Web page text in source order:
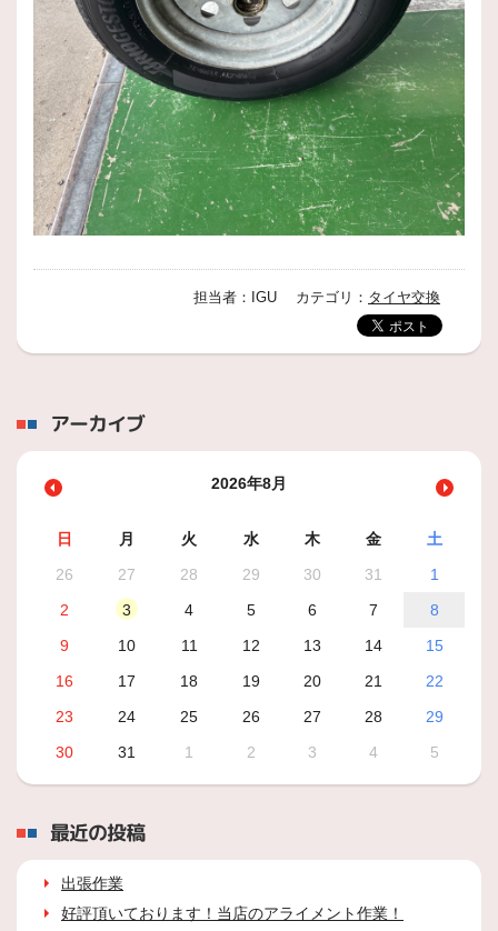
担当者：IGU カテゴリ： タイヤ交換
アーカイブ
2026年8月
日 月 火 水 木 金
土
26
27 28 29 30 31
1
2
3 4 5 6 7
8
9
10 11 12 13 14
15
16
17 18 19 20 21
22
23
24 25 26 27 28
29
30
31 1 2 3 4 5
最近の投稿
出張作業
好評頂いております！当店のアライメント作業！